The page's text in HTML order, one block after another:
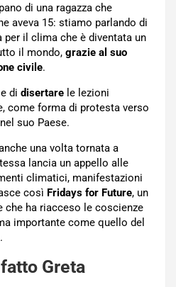
di una ragazza che
aveva 15: stiamo parlando di
per il clima che è diventata un
il mondo, grazie al suo
civile.
di disertare le lezioni
come forma di protesta verso
suo Paese.
una volta tornata a
lancia un appello alle
climatici, manifestazioni
così Fridays for Future, un
che ha riacceso le coscienze
importante come quello del
Greta